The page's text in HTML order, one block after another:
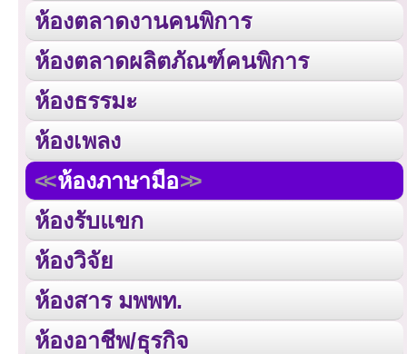
ห้องตลาดงานคนพิการ
ห้องตลาดผลิตภัณฑ์คนพิการ
ห้องธรรมะ
ห้องเพลง
ห้องภาษามือ
ห้องรับแขก
ห้องวิจัย
ห้องสาร มพพท.
ห้องอาชีพ/ธุรกิจ